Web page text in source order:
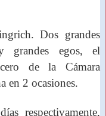
Dos grandes
grandes egos, el
de la Cámara
en 2 ocasiones.
respectivamente,